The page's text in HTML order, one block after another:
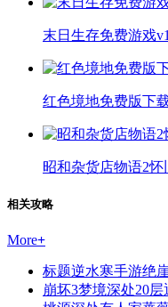
末日生存免费游戏
红色境地免费版下
昭和杂货店物语2怀
相关攻略
More+
标题逆水寒手游绝
崩坏3梦境深处20